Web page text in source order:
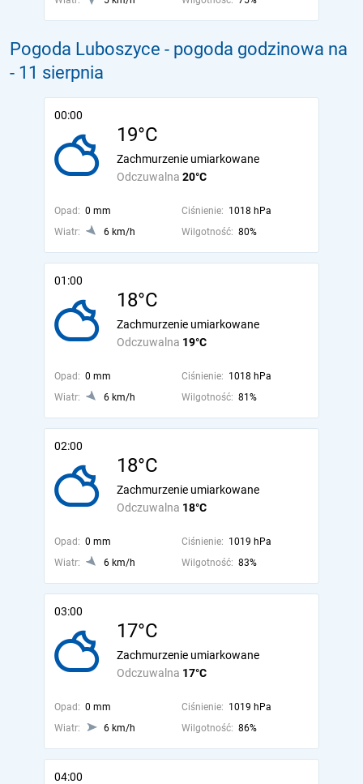
Pogoda Luboszyce - pogoda godzinowa na
- 11 sierpnia
00:00
19°C
Odczuwalna 20°C
Zachmurzenie umiarkowane
Opad: 0 mm Ciśnienie: 1018 hPa
Wiatr:
6 km/h Wilgotność: 80%
01:00
18°C
Odczuwalna 19°C
Zachmurzenie umiarkowane
Opad: 0 mm Ciśnienie: 1018 hPa
Wiatr:
6 km/h Wilgotność: 81%
02:00
18°C
Odczuwalna 18°C
Zachmurzenie umiarkowane
Opad: 0 mm Ciśnienie: 1019 hPa
Wiatr:
6 km/h Wilgotność: 83%
03:00
17°C
Odczuwalna 17°C
Zachmurzenie umiarkowane
Opad: 0 mm Ciśnienie: 1019 hPa
Wiatr:
6 km/h Wilgotność: 86%
04:00